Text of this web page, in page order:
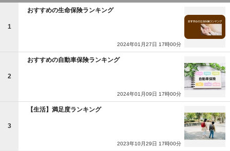
1
おすすめの生命保険ランキング
2024年01月27日 17時00分
2
おすすめの自動車保険ランキング
2024年01月09日 17時00分
3
【生活】満足度ランキング
2023年10月29日 17時00分